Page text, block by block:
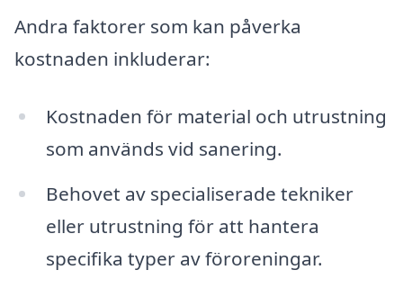
Andra faktorer som kan påverka
kostnaden inkluderar:
Kostnaden för material och utrustning
som används vid sanering.
Behovet av specialiserade tekniker
eller utrustning för att hantera
specifika typer av föroreningar.